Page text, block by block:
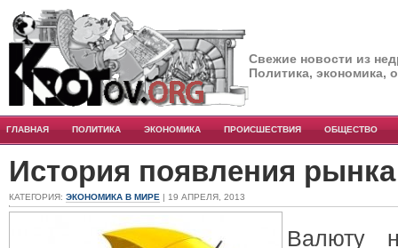
Свежие новости из
Политика, экономика,
ГЛАВНАЯ ПОЛИТИКА ЭКОНОМИКА ПРОИСШЕСТВИЯ ОБЩЕСТВО
История появления
КАТЕГОРИЯ: ЭКОНОМИКА В МИРЕ | 19 АПРЕЛЯ, 2013
Валюту